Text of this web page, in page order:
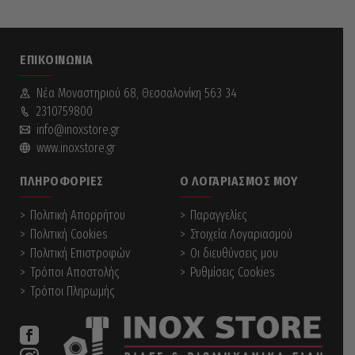
ΕΠΙΚΟΙΝΩΝΊΑ
Νέα Mοναστηριού 68, Θεσσαλονίκη 563 34
2310759800
info@inoxstore.gr
www.inoxstore.gr
ΠΛΗΡΟΦΟΡΊΕΣ
Πολιτική Απορρήτου
Πολιτική Cookies
Πολιτική Επιστροφών
Τρόποι Αποστολής
Τρόποι Πληρωμής
Ο ΛΟΓΑΡΙΑΣΜΌΣ ΜΟΥ
Παραγγελίες
Στοιχεία Λογαριασμού
Οι διευθύνσεις μου
Ρυθμίσεις Cookies